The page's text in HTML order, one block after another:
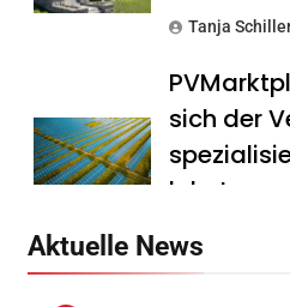
Tanja
sich der
lohnt
Aktuelle News